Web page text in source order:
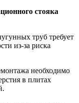
стояка
труб требует
из-за риска
необходимо
в плитах